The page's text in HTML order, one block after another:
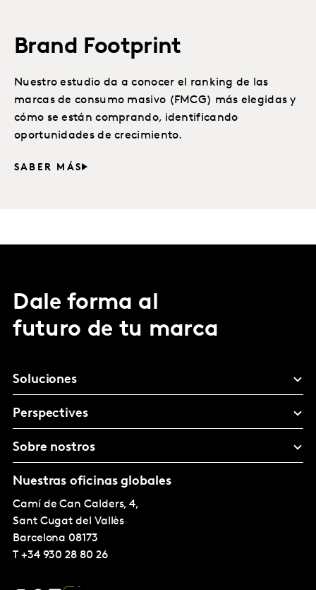
Brand Footprint
Nuestro estudio da a conocer el ranking de las
marcas de consumo masivo (FMCG) más elegidas y
cómo se están comprando, identificando
oportunidades de crecimiento.
SABER MÁS
Dale forma al
futuro de tu marca
Soluciones
Perspectives
Sobre nostros
Nuestras oficinas globales
Camí de Can Calders, 4,
Sant Cugat del Vallès
Barcelona 08173
T +34 930 28 80 26